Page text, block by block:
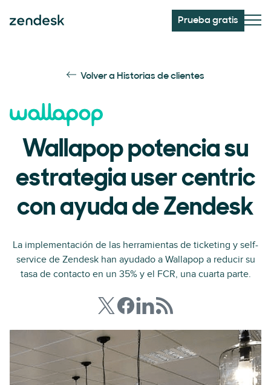
Prueba gratis
Volver a Historias de clientes
Wallapop potencia su
estrategia user centric
con ayuda de Zendesk
La implementación de las herramientas de ticketing y self-
service de Zendesk han ayudado a Wallapop a reducir su
tasa de contacto en un 35% y el FCR, una cuarta parte.